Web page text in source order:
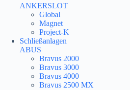
ANKERSLOT
Global
Magnet
Project-K
Schließanlagen
ABUS
Bravus 2000
Bravus 3000
Bravus 4000
Bravus 2500 MX